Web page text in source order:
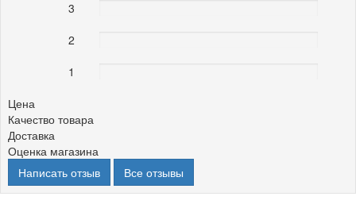
3
2
1
Цена
Качество товара
Доставка
Оценка магазина
Написать отзыв
Все отзывы